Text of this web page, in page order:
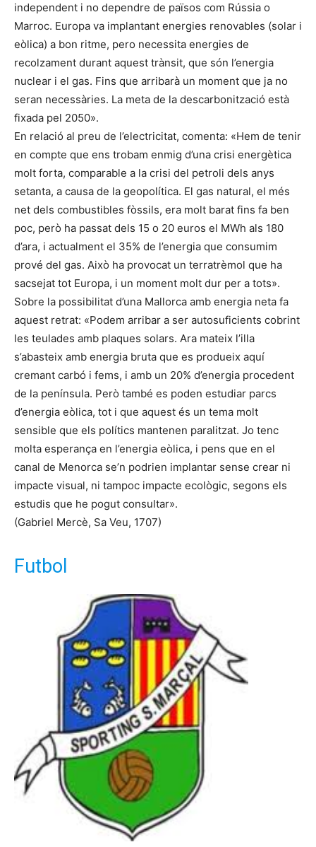
independent i no dependre de països com Rússia o
Marroc. Europa va implantant energies renovables (solar i
eòlica) a bon ritme, pero necessita energies de
recolzament durant aquest trànsit, que són l’energia
nuclear i el gas. Fins que arribarà un moment que ja no
seran necessàries. La meta de la descarbonització està
fixada pel 2050».
En relació al preu de l’electricitat, comenta: «Hem de tenir
en compte que ens trobam enmig d’una crisi energètica
molt forta, comparable a la crisi del petroli dels anys
setanta, a causa de la geopolítica. El gas natural, el més
net dels combustibles fòssils, era molt barat fins fa ben
poc, però ha passat dels 15 o 20 euros el MWh als 180
d’ara, i actualment el 35% de l’energia que consumim
prové del gas. Això ha provocat un terratrèmol que ha
sacsejat tot Europa, i un moment molt dur per a tots».
Sobre la possibilitat d’una Mallorca amb energia neta fa
aquest retrat: «Podem arribar a ser autosuficients cobrint
les teulades amb plaques solars. Ara mateix l’illa
s’abasteix amb energia bruta que es produeix aquí
cremant carbó i fems, i amb un 20% d’energia procedent
de la península. Però també es poden estudiar parcs
d’energia eòlica, tot i que aquest és un tema molt
sensible que els polítics mantenen paralitzat. Jo tenc
molta esperança en l’energia eòlica, i pens que en el
canal de Menorca se’n podrien implantar sense crear ni
impacte visual, ni tampoc impacte ecològic, segons els
estudis que he pogut consultar».
(Gabriel Mercè, Sa Veu, 1707)
Futbol